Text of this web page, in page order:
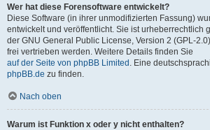
Wer hat diese Forensoftware entwickelt?
Diese Software (in ihrer unmodifizierten Fassung)
entwickelt und veröffentlicht. Sie ist urheberrechtlich
der GNU General Public License, Version 2 (GPL-
frei vertrieben werden. Weitere Details finden Sie
auf der Seite von phpBB Limited . Eine
phpBB.de zu finden.
Nach oben
Warum ist Funktion x oder y nicht enthalten?